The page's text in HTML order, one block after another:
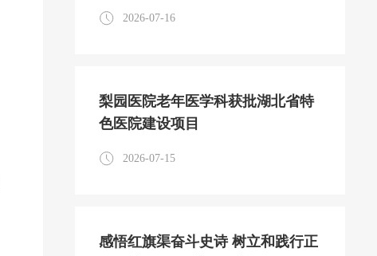
2026-07-16
梨园医院老年医学科获批湖北省特
色医院建设项目
2026-07-15
感悟红旗渠奋斗史诗 树立和践行正